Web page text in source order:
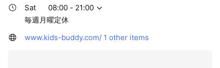
Sat
08:00 - 21:00
毎週月曜定休
www.kids-buddy.com/ 1 other items